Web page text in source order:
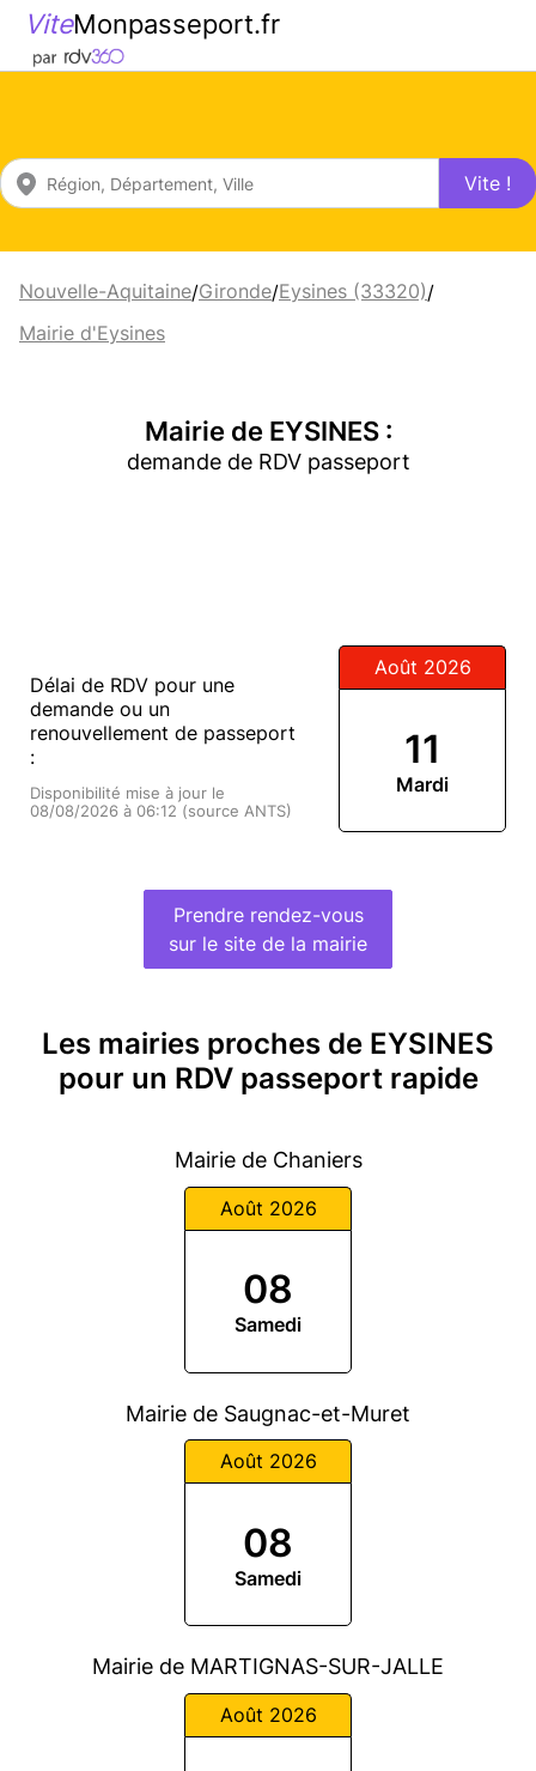
ViteMonpasseport.fr
Vite !
Nouvelle-Aquitaine/Gironde/Eysines (33320)/
Mairie d'Eysines
Mairie de EYSINES :
demande de RDV passeport
Délai de RDV pour une
demande ou un
renouvellement de passeport
:
Disponibilité mise à jour le
08/08/2026 à 06:12 (source ANTS)
Août 2026
11
Mardi
Prendre rendez-vous
sur le site de la mairie
Les mairies proches de EYSINES
pour un RDV passeport rapide
Mairie de Chaniers
Août 2026
08
Samedi
Mairie de Saugnac-et-Muret
Août 2026
08
Samedi
Mairie de MARTIGNAS-SUR-JALLE
Août 2026